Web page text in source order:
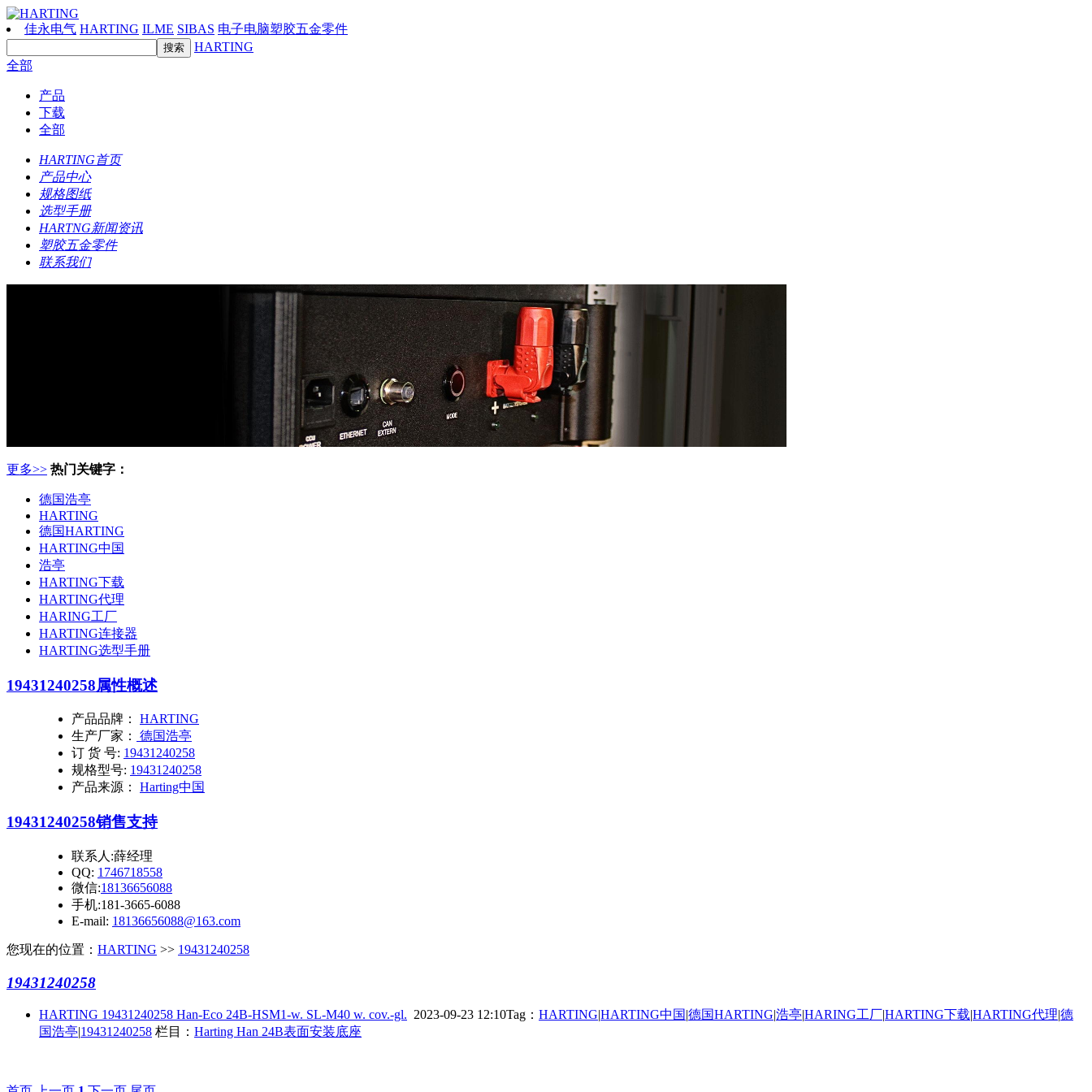
佳永电气 HARTING ILME SIBAS 电子电脑塑胶五金零件
HARTING
全部
产品
下载
全部
HARTING首页
产品中心
规格图纸
选型手册
HARTNG新闻资讯
塑胶五金零件
联系我们
更多>> 热门关键字：
德国浩亭
HARTING
德国HARTING
HARTING中国
浩亭
HARTING下载
HARTING代理
HARING工厂
HARTING连接器
HARTING选型手册
19431240258属性概述
产品品牌：
HARTING
生产厂家：
德国浩亭
订 货 号: 19431240258
规格型号: 19431240258
产品来源：
Harting中国
19431240258销售支持
联系人:薛经理
QQ: 1746718558
微信:18136656088
手机:181-3665-6088
E-mail: 18136656088@163.com
您现在的位置： HARTING >> 19431240258
19431240258
HARTING 19431240258 Han-Eco 24B-HSM1-w. SL-M40 w. cov.-gl. 2023-09-23 12:10Tag： HARTING|HARTING中国|德国HARTING|浩亭|HARING工厂|HARTING下载|HARTING代理|德
国浩亭|19431240258 栏目： Harting Han 24B表面安装底座